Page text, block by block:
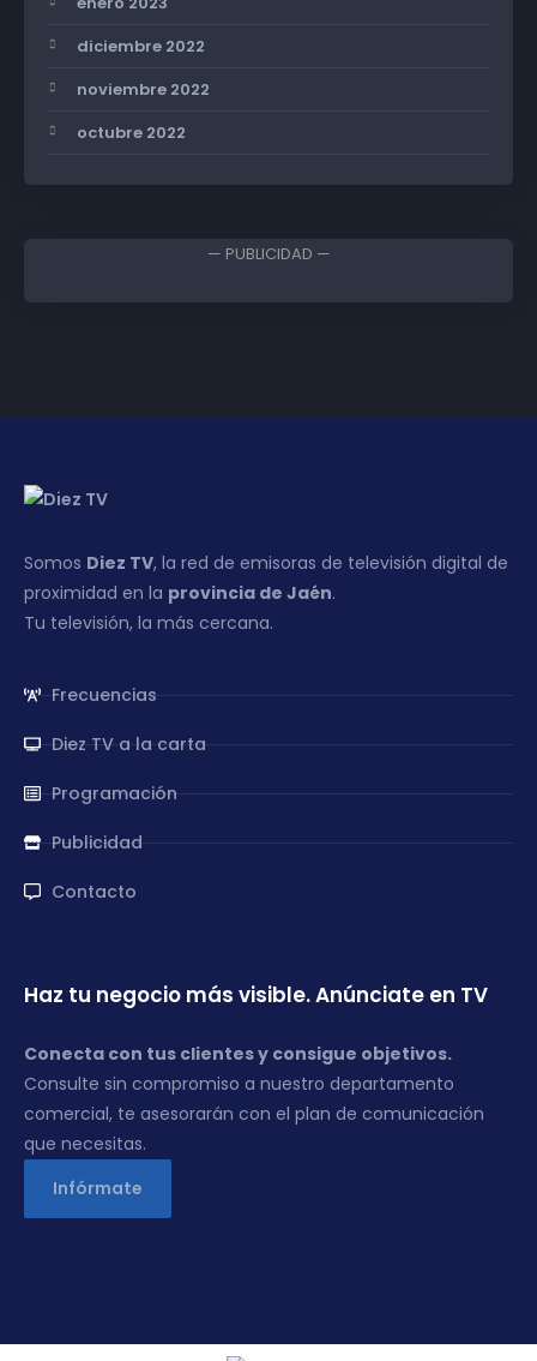
diciembre 2022
noviembre 2022
octubre 2022
— PUBLICIDAD —
Somos Diez TV, la red de emisoras de televisión digital de
proximidad en la provincia de Jaén.
Tu televisión, la más cercana.
Frecuencias
Diez TV a la carta
Programación
Publicidad
Contacto
Haz tu negocio más visible. Anúnciate en TV
Conecta con tus clientes y consigue objetivos.
Consulte sin compromiso a nuestro departamento
comercial, te asesorarán con el plan de comunicación
que necesitas.
Infórmate